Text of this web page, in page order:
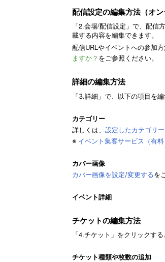
配信設定の編集方法（オン
「2.会場/配信設定」で、 配信
載する内容を編集できます。
配信URLやイベントへの参加
ますか？ をご参照ください。
詳細の編集方法
「3.詳細」で、 以下の項目を編
カテゴリー
詳しくは、 設定したカテゴリ
※ イベント集客サービス（有料
カバー画像
カバー画像を設定/変更するを
イベント詳細
チケットの編集方法
「4.チケット」をクリックす
チケット種類や枚数の追加